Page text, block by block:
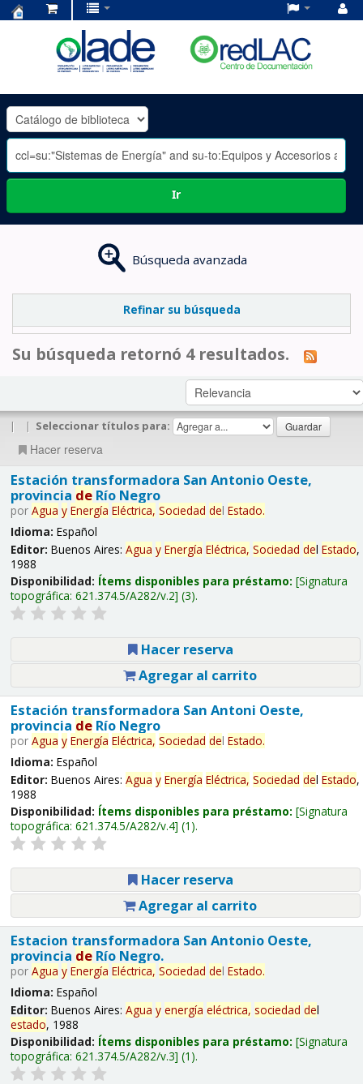
OLADE
-
Ir
Búsqueda avanzada
Refinar su búsqueda
Su búsqueda retornó 4 resultados.
| | Seleccionar títulos para:
Hacer reserva
Estación transformadora San Antonio Oeste,
provincia deRío Negro
por Agua y Energía Eléctrica, Sociedad del Estado.
Idioma: Español
Editor: Buenos Aires: Agua y Energía Eléctrica, Sociedad del Estado,
1988
Disponibilidad: Ítems disponibles para préstamo: Signatura
topográfica: 621.374.5/A282/v.2 (3).
Hacer reserva
Agregar al carrito
Estación transformadora San Antoni Oeste,
provincia deRío Negro
por Agua y Energía Eléctrica, Sociedad del Estado.
Idioma: Español
Editor: Buenos Aires: Agua y Energía Eléctrica, Sociedad del Estado,
1988
Disponibilidad: Ítems disponibles para préstamo: Signatura
topográfica: 621.374.5/A282/v.4 (1).
Hacer reserva
Agregar al carrito
Estacion transformadora San Antonio Oeste,
provincia deRío Negro.
por Agua y Energía Eléctrica, Sociedad del Estado.
Idioma: Español
Editor: Buenos Aires: Agua y energía eléctrica, sociedad del
estado, 1988
Disponibilidad: Ítems disponibles para préstamo: Signatura
topográfica: 621.374.5/A282/v.3 (1).